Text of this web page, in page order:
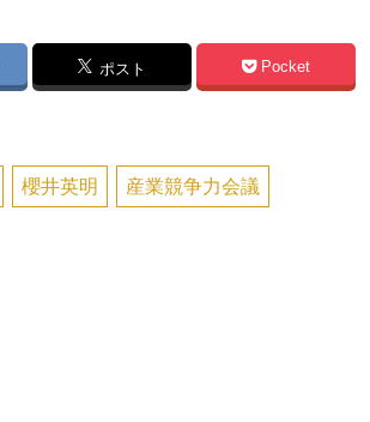
ポスト Pocket
櫻井英明 産業競争力会議